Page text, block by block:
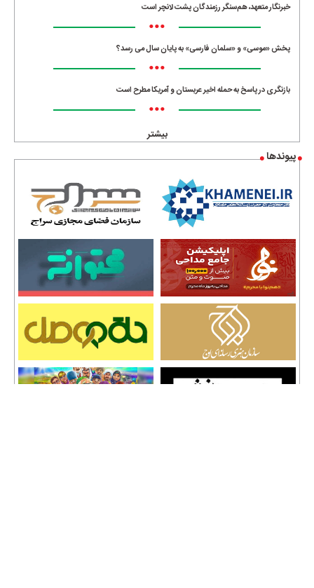
خبرنگار متعهد، هم‌سنگر رزمندگان پشت لانچر است
•••
پخش «موسی» و «سلمان فارسی» به پایان سال می رسد؟
•••
بازنگری در پاسخ به حمله اخیر عربستان و آمریکا مطرح است
•••
بیشتر
پیوندها